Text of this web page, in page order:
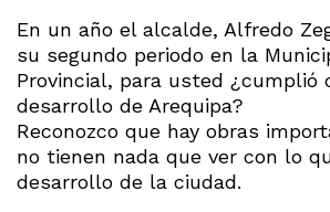
En un año el alcalde, Alfredo
su segundo periodo en la
Provincial, para usted ¿cumplió
desarrollo de Arequipa?
Reconozco que hay obras
no tienen nada que ver con lo
desarrollo de la ciudad.